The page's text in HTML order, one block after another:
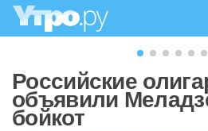
Российские
объявили
бойкот